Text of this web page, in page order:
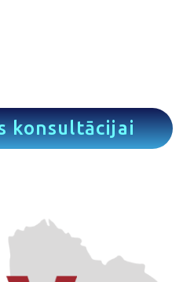
konsultācijai